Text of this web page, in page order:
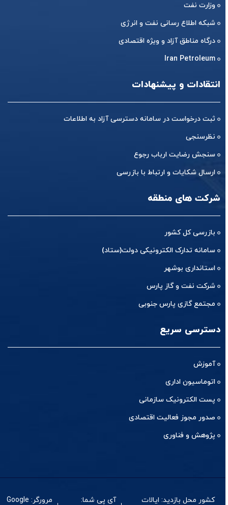
وزارت نفت
شبکه اطلاع رسانی نفت و انرژی
درگاه مناطق آزاد و ویژه اقتصادی
Iran Petroleum
انتقادات و پیشنهادات
ثبت درخواست در سامانه دسترسی آزاد به اطلاعات
نظرسنجی
سنجش رضایت ارباب رجوع
ارسال شکایات و ارتباط با بازرسی
شرکت های منطقه
بازرسی کل کشور
سامانه تدارک الکترونیکی دولت(ستاد)
استانداری بوشهر
شرکت نفت و گاز پارس
مجتمع گازی پارس جنوبی
دسترسی سریع
آموزش
اتوماسیون اداری
پست الکترونیک سازمانی
صدور مجوز فعالیت اقتصادی
پژوهش و فناوری
کشور محل بازدید: ایالات آی پی شما: مرورگر: Google